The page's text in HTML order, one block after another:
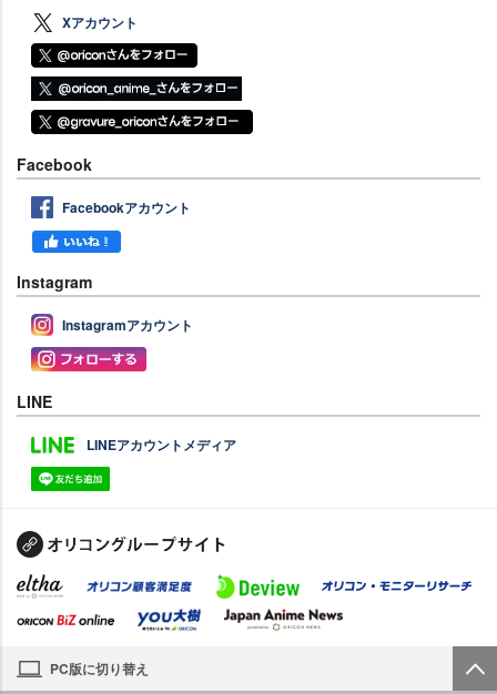
Xアカウント
Facebook
Facebookアカウント
Instagram
Instagramアカウント
LINE
LINEアカウントメディア
PC版に切り替え